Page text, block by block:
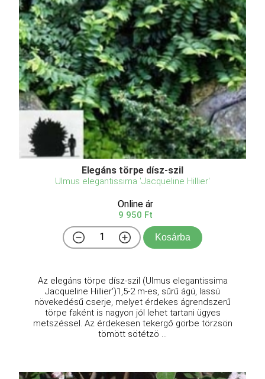
Elegáns törpe dísz-szil
Ulmus elegantissima 'Jacqueline Hillier'
Online ár
9 950 Ft
Kosárba
Az elegáns törpe dísz-szil (Ulmus elegantissima
Jacqueline Hillier')1,5-2 m-es, sűrű ágú, lassú
növekedésű cserje, melyet érdekes ágrendszerű
törpe faként is nagyon jól lehet tartani ügyes
metszéssel. Az érdekesen tekergő görbe törzsön
tömött sötétzö ...